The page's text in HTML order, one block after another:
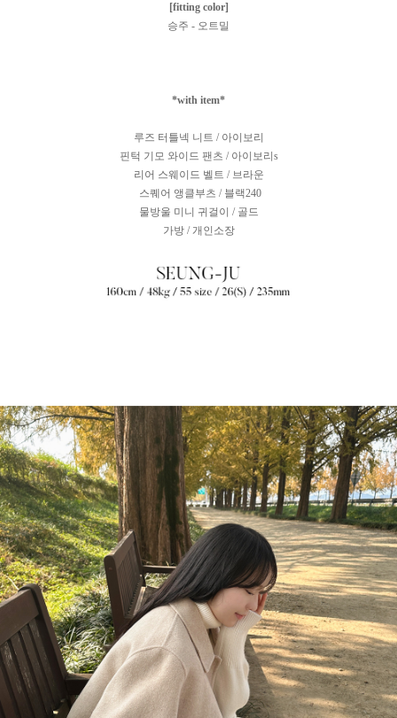
[fitting color]
승주 - 오트밀
*with item*
루즈 터틀넥 니트 / 아이보리
핀턱 기모 와이드 팬츠 / 아이보리s
리어 스웨이드 벨트 / 브라운
스퀘어 앵클부츠 / 블랙240
물방울 미니 귀걸이 / 골드
가방 / 개인소장